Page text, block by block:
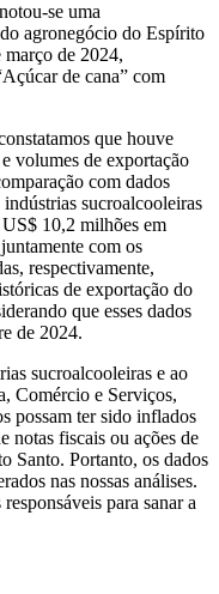
se uma
agronegócio do Espírito
março de 2024,
de cana” com
que houve
volumes de exportação
com dados
sucroalcooleiras
10,2 milhões em
com os
respectivamente,
de exportação do
que esses dados
de 2024.
sucroalcooleiras e ao
Comércio e Serviços,
possam ter sido inflados
notas fiscais ou ações de
Santo. Portanto, os dados
nas nossas análises.
para sanar a